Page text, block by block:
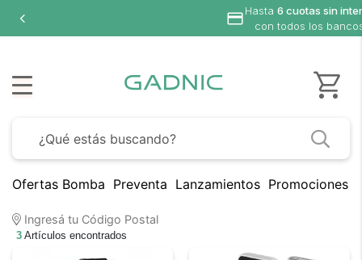
Hasta 6 cuotas sin
con todos los
Ofertas Bomba Preventa Lanzamientos Promociones
Ingresá tu Código Postal
3 Artículos encontrados